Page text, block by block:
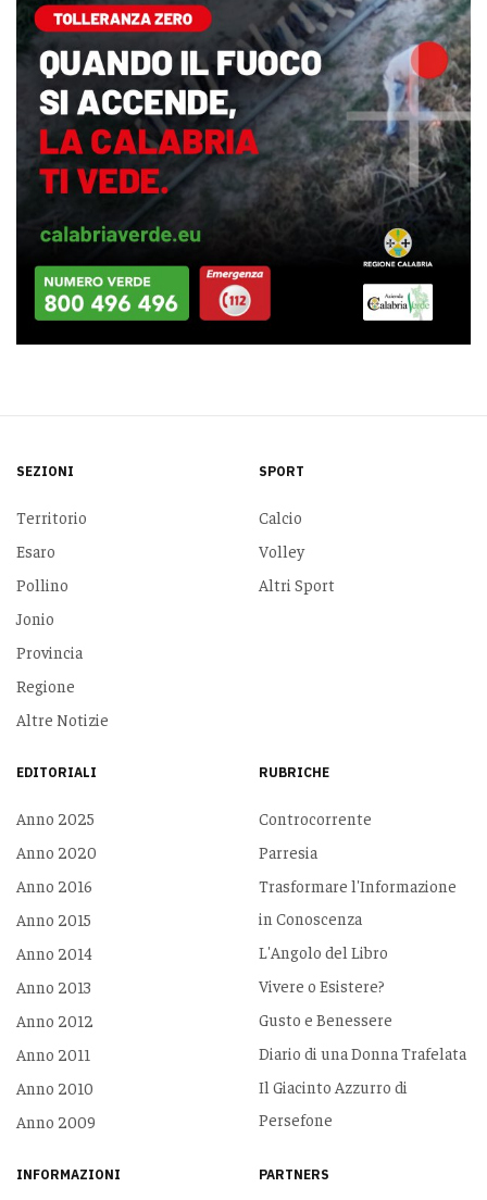
SEZIONI
Territorio
Esaro
Pollino
Jonio
Provincia
Regione
Altre Notizie
SPORT
Calcio
Volley
Altri Sport
EDITORIALI
Anno 2025
Anno 2020
Anno 2016
Anno 2015
Anno 2014
Anno 2013
Anno 2012
Anno 2011
Anno 2010
Anno 2009
RUBRICHE
Controcorrente
Parresia
Trasformare l'Informazione
in Conoscenza
L'Angolo del Libro
Vivere o Esistere?
Gusto e Benessere
Diario di una Donna Trafelata
Il Giacinto Azzurro di
Persefone
INFORMAZIONI PARTNERS